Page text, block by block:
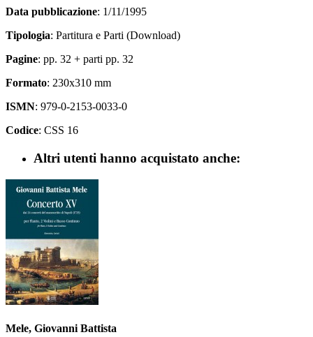
Data pubblicazione: 1/11/1995
Tipologia: Partitura e Parti (Download)
Pagine: pp. 32 + parti pp. 32
Formato: 230x310 mm
ISMN: 979-0-2153-0033-0
Codice: CSS 16
Altri utenti hanno acquistato anche:
Mele, Giovanni Battista